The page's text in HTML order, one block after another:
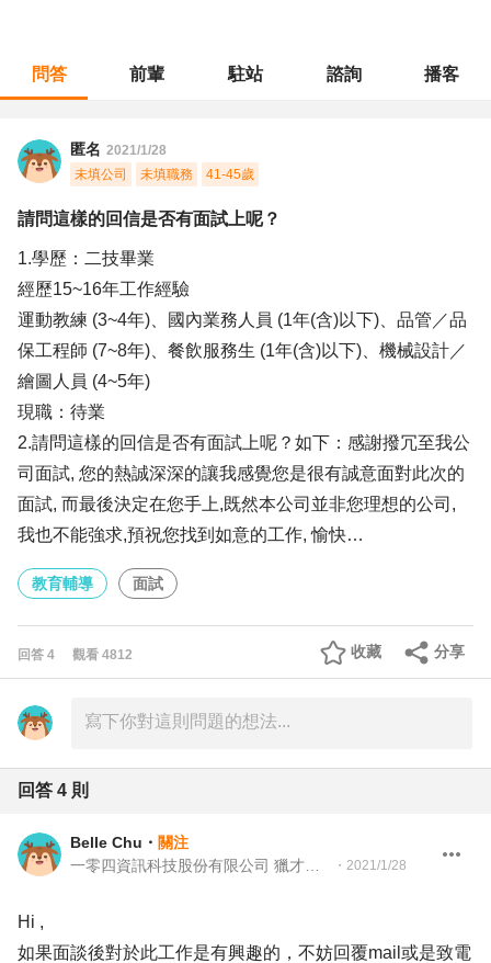
問答 前輩 駐站 諮詢 播客
匿名 2021/1/28
未填公司
未填職務 41-45歲
請問這樣的回信是否有面試上呢？
1.學歷：二技畢業
經歷15~16年工作經驗
運動教練 (3~4年)、國內業務人員 (1年(含)以下)、品管／品
保工程師 (7~8年)、餐飲服務生 (1年(含)以下)、機械設計／
繪圖人員 (4~5年)
現職：待業
2.請問這樣的回信是否有面試上呢？如下：感謝撥冗至我公
司面試, 您的熱誠深深的讓我感覺您是很有誠意面對此次的
面試, 而最後決定在您手上,既然本公司並非您理想的公司,
我也不能強求,預祝您找到如意的工作, 愉快…
教育輔導 面試
回答 4 觀看 4812 分享
收藏
回答 4 則
Belle Chu ・ 關注
・ 2021/1/28
Hi ,
如果面談後對於此工作是有興趣的，不妨回覆mail或是致電